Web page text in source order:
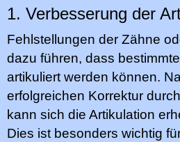
1. Verbesserung der
Fehlstellungen der Zähne
dazu führen, dass
artikuliert werden können.
erfolgreichen Korrektur
kann sich die Artikulation
Dies ist besonders wichtig